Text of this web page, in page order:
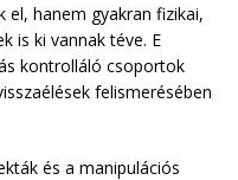
el, hanem gyakran fizikai,
is ki vannak téve. E
kontrolláló csoportok
felismerésében
és a manipulációs